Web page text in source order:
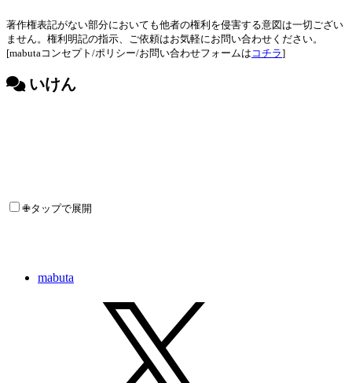
著作権表記がない部分においても他者の権利を侵害する意図は一切ござい
ません。権利明記の指示、ご依頼はお気軽にお問い合わせください。
[mabutaコンセプト/ポリシー/お問い合わせフォームは コチラ]
いけん
✙タップで展開
mabuta